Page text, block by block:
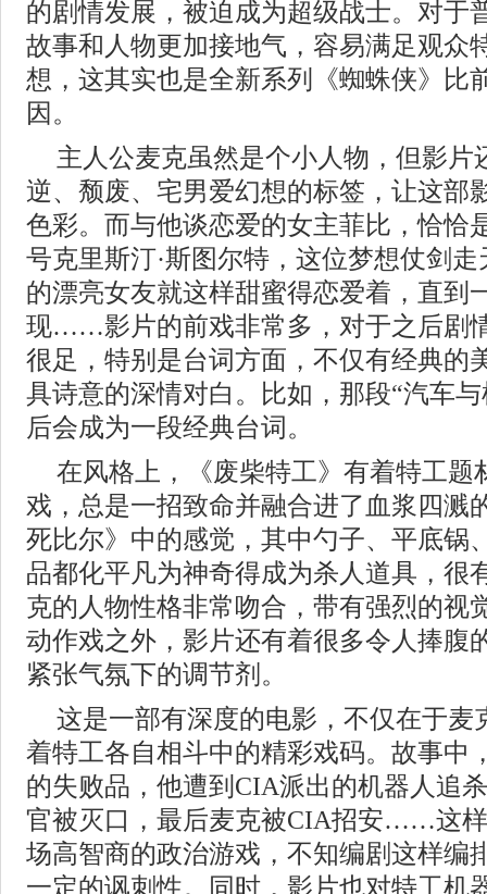
的剧情发展，被迫成为超级战士。对于
故事和人物更加接地气，容易满足观众
想，这其实也是全新系列《蜘蛛侠》比
因。
主人公麦克虽然是个小人物，但影片
逆、颓废、宅男爱幻想的标签，让这部
色彩。而与他谈恋爱的女主菲比，恰恰
号克里斯汀·斯图尔特，这位梦想仗剑
的漂亮女友就这样甜蜜得恋爱着，直到
现……影片的前戏非常多，对于之后剧
很足，特别是台词方面，不仅有经典的
具诗意的深情对白。比如，那段“汽车
后会成为一段经典台词。
在风格上，《废柴特工》有着特工题
戏，总是一招致命并融合进了血浆四溅
死比尔》中的感觉，其中勺子、平底锅
品都化平凡为神奇得成为杀人道具，很
克的人物性格非常吻合，带有强烈的视
动作戏之外，影片还有着很多令人捧腹
紧张气氛下的调节剂。
这是一部有深度的电影，不仅在于麦
着特工各自相斗中的精彩戏码。故事中
的失败品，他遭到CIA派出的机器人追
官被灭口，最后麦克被CIA招安……这
场高智商的政治游戏，不知编剧这样编
一定的讽刺性。同时，影片也对特工机